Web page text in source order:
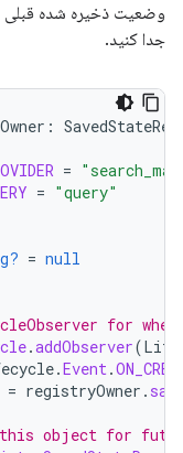
وضعیت ذخیره شده قبلی
جدا کنید.
:
=
= "query"
= null
for when
.addObserver(
.Event.
= registryOwner .
object for